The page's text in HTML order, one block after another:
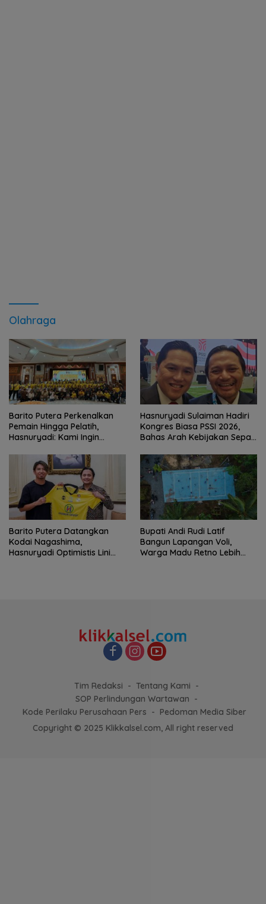
Olahraga
Barito Putera Perkenalkan
Pemain Hingga Pelatih,
Hasnuryadi: Kami Ingin
Hasnuryadi Sulaiman Hadiri
Kongres Biasa PSSI 2026,
Bahas Arah Kebijakan Sepak
Barito Putera Datangkan
Kodai Nagashima,
Hasnuryadi Optimistis Lini
Bupati Andi Rudi Latif
Bangun Lapangan Voli,
Warga Madu Retno Lebih
Tim Redaksi
Tentang Kami
SOP Perlindungan Wartawan
Kode Perilaku Perusahaan Pers
Pedoman Media Siber
Copyright © 2025 Klikkalsel.com, All right reserved